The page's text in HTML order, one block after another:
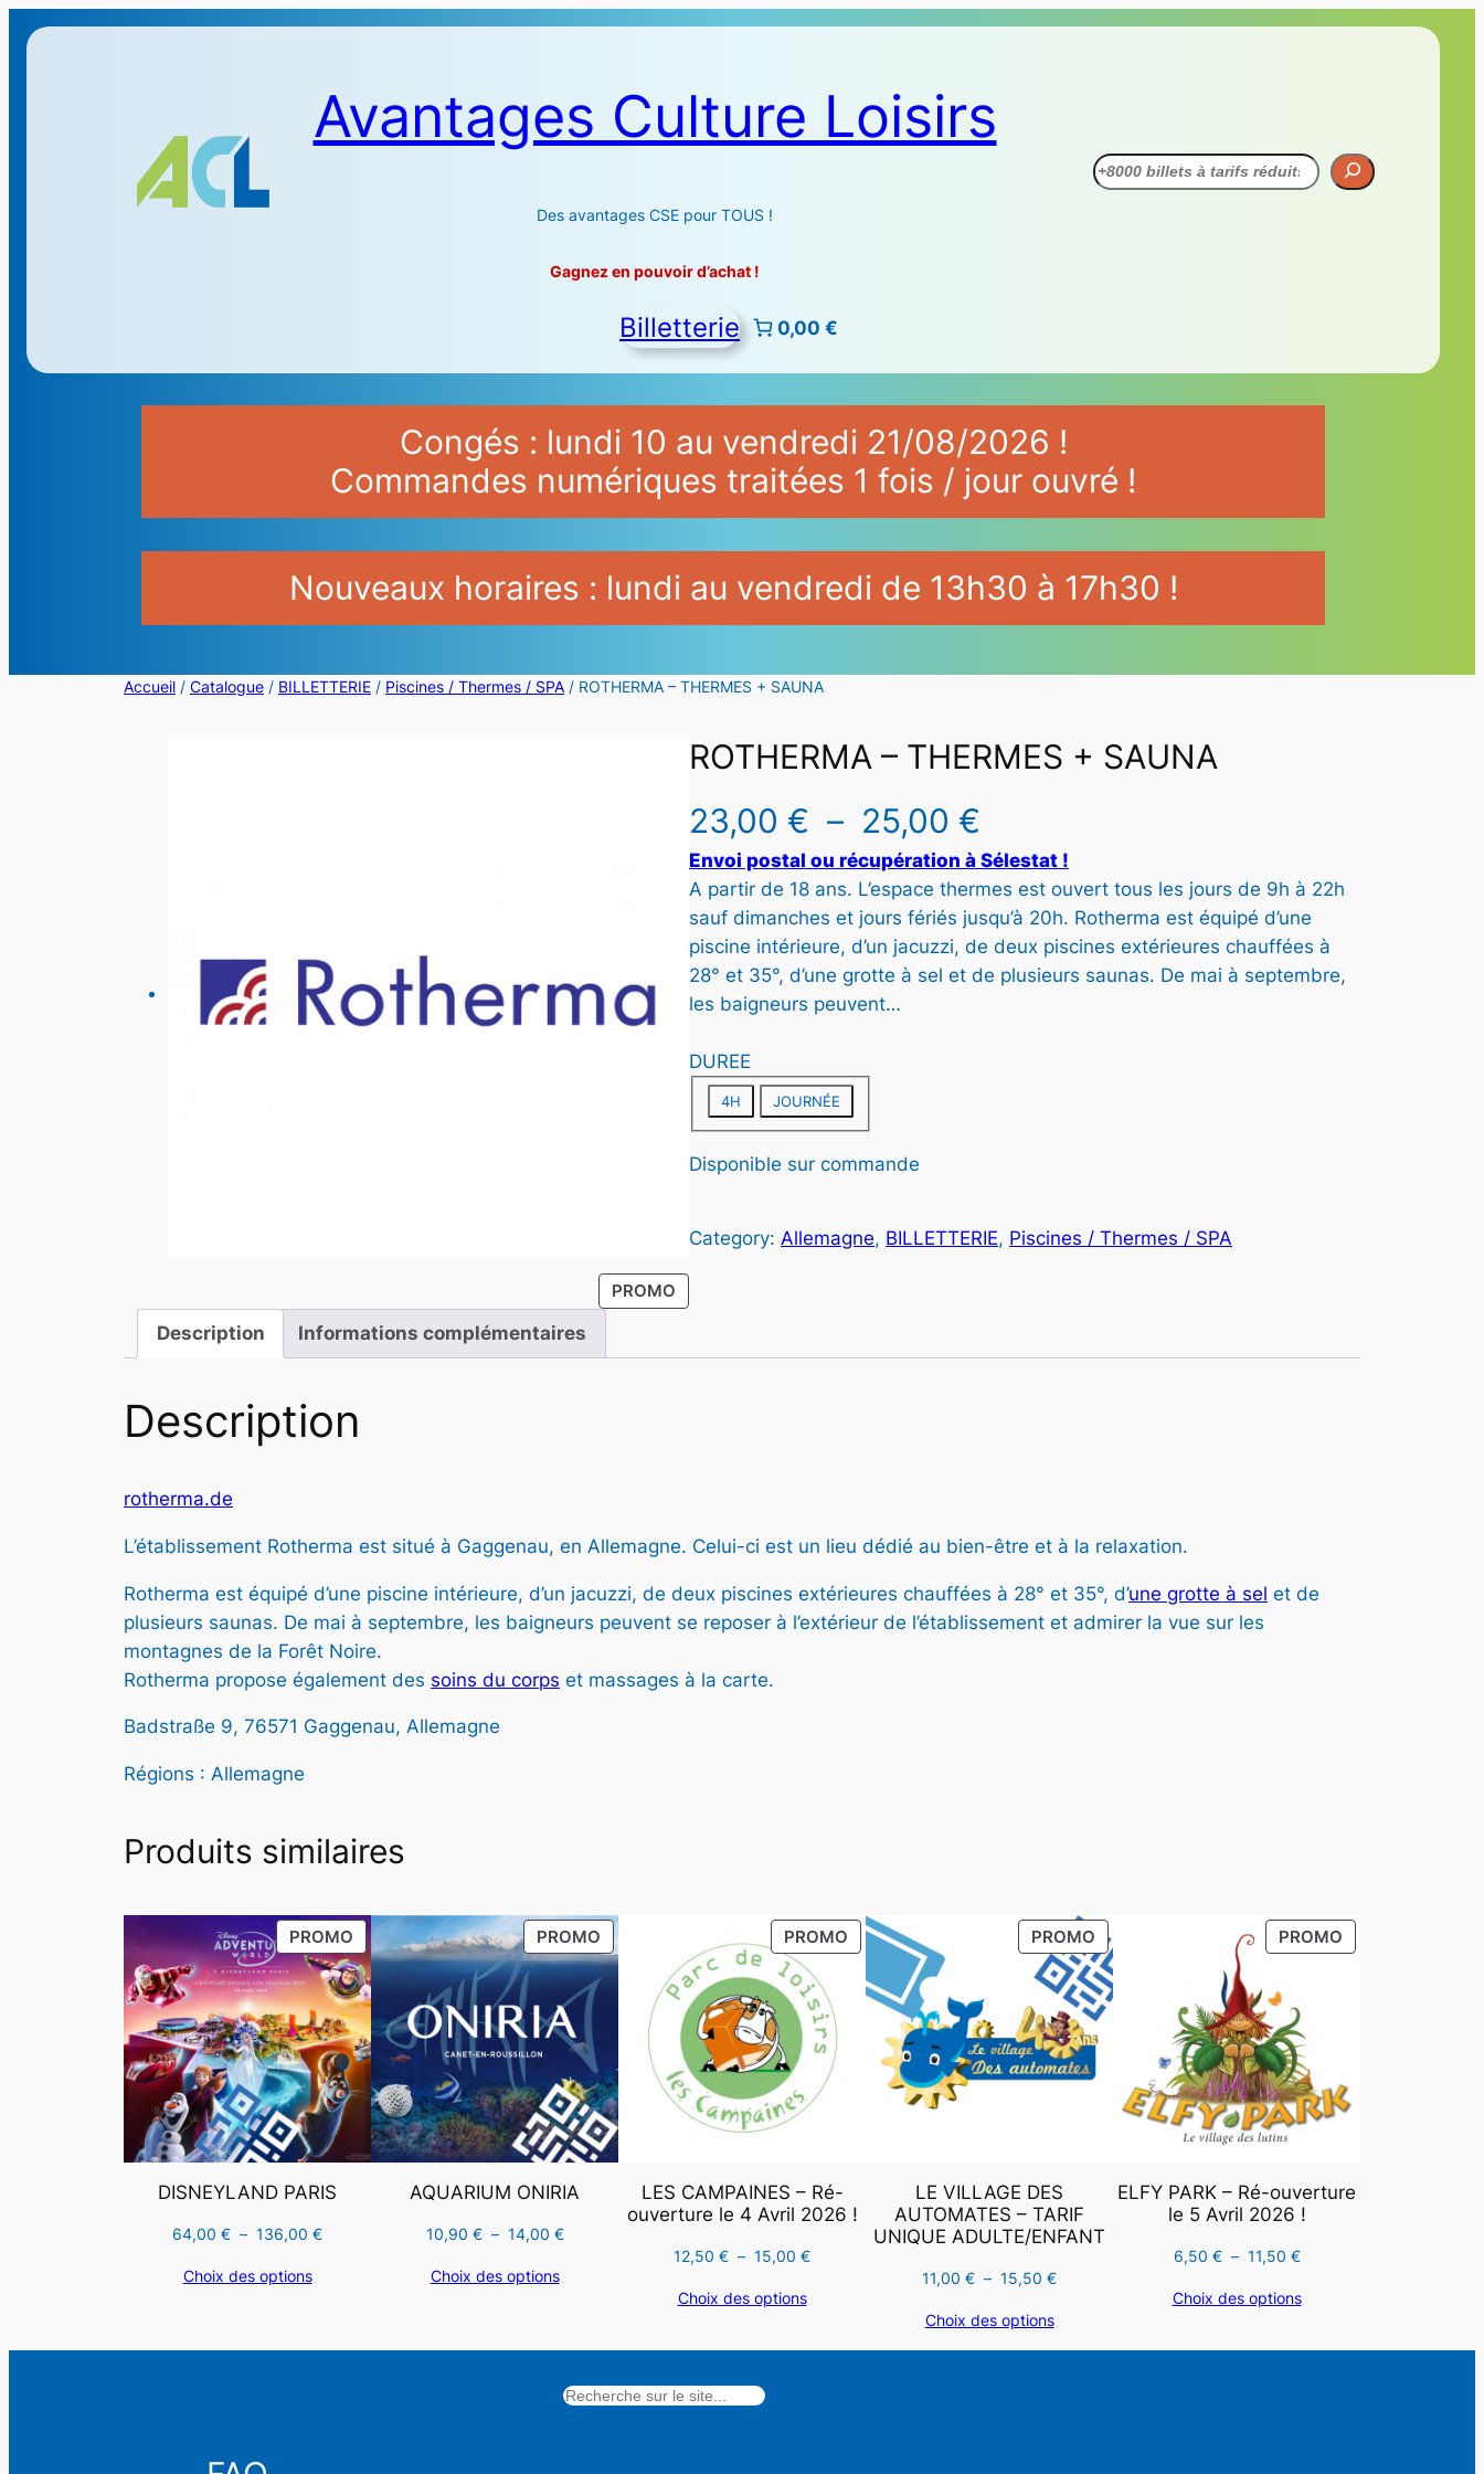
Avantages Culture Loisirs
Des avantages CSE pour TOUS !
Gagnez en pouvoir d’achat !
Recherche
Billetterie 0,00 €
Congés : lundi 10 au vendredi 21/08/2026 !
Commandes numériques traitées 1 fois / jour ouvré !
Nouveaux horaires : lundi au vendredi de 13h30 à 17h30 !
Accueil / Catalogue / BILLETTERIE / Piscines / Thermes / SPA / ROTHERMA – THERMES + SAUNA
PROMOP
R
D
O
M
O
T
O
ROTHERMA – THERMES + SAUNA
23,00 € – 25,00 €
l
a
g
,
0
0
0
Envoi postal ou récupération à Sélestat !
A partir de 18 ans. L’espace thermes est ouvert tous les jours de 9h à 22h
sauf dimanches et jours fériés jusqu’à 20h. Rotherma est équipé d’une
piscine intérieure, d’un jacuzzi, de deux piscines extérieures chauffées à
28° et 35°, d’une grotte à sel et de plusieurs saunas. De mai à septembre,
les baigneurs peuvent…
DUREE
4H JOURNÉE
Disponible sur commande
Category: Allemagne, BILLETTERIE, Piscines / Thermes / SPA
Description Informations complémentaires
Description
rotherma.de
L’établissement Rotherma est situé à Gaggenau, en Allemagne. Celui-ci est un lieu dédié au bien-être et à la relaxation.
Rotherma est équipé d’une piscine intérieure, d’un jacuzzi, de deux piscines extérieures chauffées à 28° et 35°, d’une grotte à sel et de
plusieurs saunas. De mai à septembre, les baigneurs peuvent se reposer à l’extérieur de l’établissement et admirer la vue sur les
montagnes de la Forêt Noire.
Rotherma propose également des soins du corps et massages à la carte.
Badstraße 9, 76571 Gaggenau, Allemagne
Régions : Allemagne
Produits similaires
PROMOPRODUIT
EN
PROMOTION
DISNEYLAND PARIS
64,00 € – 136,00 €Plage
136,00 €
Choix des options
PROMOPRODUIT
EN
PROMOTION
AQUARIUM ONIRIA
10,90 € – 14,00 €Plage
14,00 €
Choix des options
PROMOPRODUIT
EN
PROMOTION
LES CAMPAINES – Ré-
ouverture le 4 Avril 2026 !
12,50 € – 15,00 €Plage
à
Choix des options
PROMOPRODUIT
EN
PROMOTION
LE VILLAGE DES
AUTOMATES – TARIF
UNIQUE ADULTE/ENFANT
11,00 € – 15,50 €Plage
11,00 €
Choix des options
PROMOPRODUIT
EN
ELFY PARK – Ré-ouverture
le 5 Avril 2026 !
6,50 € – 11,50 €Plage
prix :
à
Choix des options